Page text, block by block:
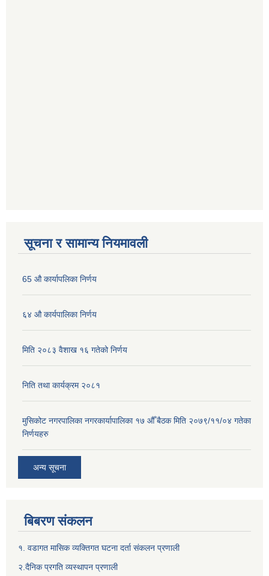
सूचना र सामान्य नियमावली
65 औ कार्यापलिका निर्णय
६४ औ कार्यपालिका निर्णय
मिति २०८३ वैशाख १६ गतेको निर्णय
निति तथा कार्यक्रम २०८१
मुसिकोट नगरपालिका नगरकार्यापालिका १७ औँ बैठक मिति २०७९/११/०४ गतेका
निर्णयहरु
अन्य सूचना
बिबरण संकलन
१. वडागत मासिक व्यक्तिगत घटना दर्ता संकलन प्रणाली
२.दैनिक प्रगति व्यस्थापन प्रणाली